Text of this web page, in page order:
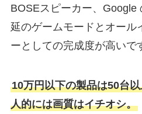
BOSEスピーカー、Google
延のゲームモードとオール
ーとしての完成度が高いで
10万円以下の製品は50台
人的には画質はイチオシ。